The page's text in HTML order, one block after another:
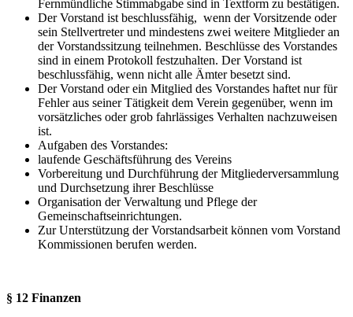
Fernmündliche Stimmabgabe sind in Textform zu bestätigen.
Der Vorstand ist beschlussfähig, wenn der Vorsitzende oder
sein Stellvertreter und mindestens zwei weitere Mitglieder an
der Vorstandssitzung teilnehmen. Beschlüsse des Vorstandes
sind in einem Protokoll festzuhalten. Der Vorstand ist
beschlussfähig, wenn nicht alle Ämter besetzt sind.
Der Vorstand oder ein Mitglied des Vorstandes haftet nur für
Fehler aus seiner Tätigkeit dem Verein gegenüber, wenn im
vorsätzliches oder grob fahrlässiges Verhalten nachzuweisen
ist.
Aufgaben des Vorstandes:
laufende Geschäftsführung des Vereins
Vorbereitung und Durchführung der Mitgliederversammlung
und Durchsetzung ihrer Beschlüsse
Organisation der Verwaltung und Pflege der
Gemeinschaftseinrichtungen.
Zur Unterstützung der Vorstandsarbeit können vom Vorstand
Kommissionen berufen werden.
§ 12 Finanzen